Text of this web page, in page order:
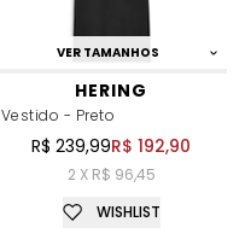
VER TAMANHOS
HERING
Vestido - Preto
R$ 239,99R$ 192,90
2 X R$ 96,45
WISHLIST